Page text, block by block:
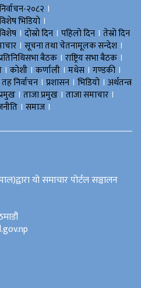
२०८२ ।
भिडियाे ।
। दोस्रो दिन । पहिलो दिन । तेस्रो दिन
। सूचना तथा चेतनामूलक सन्देश ।
बैठक । राष्ट्रिय सभा बैठक ।
। काेशी । कर्णाली । मधेस । गण्डकी ।
निर्वाचन । प्रशासन । भिडियो । अर्थतन्त्र
। ताजा प्रमुख । ताजा समाचार ।
। समाज ।
यो समाचार पोर्टल सञ्चालन